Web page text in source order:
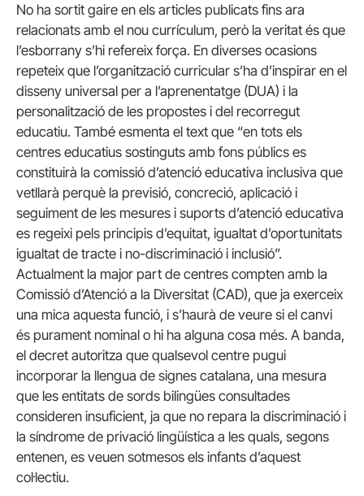
No ha sortit gaire en els articles publicats fins ara
relacionats amb el nou currículum, però la veritat és que
l’esborrany s’hi refereix força. En diverses ocasions
repeteix que l’organització curricular s’ha d’inspirar en el
disseny universal per a l’aprenentatge (DUA) i la
personalització de les propostes i del recorregut
educatiu. També esmenta el text que “en tots els
centres educatius sostinguts amb fons públics es
constituirà la comissió d’atenció educativa inclusiva que
vetllarà perquè la previsió, concreció, aplicació i
seguiment de les mesures i suports d’atenció educativa
es regeixi pels principis d’equitat, igualtat d’oportunitats
igualtat de tracte i no-discriminació i inclusió”.
Actualment la major part de centres compten amb la
Comissió d’Atenció a la Diversitat (CAD), que ja exerceix
una mica aquesta funció, i s’haurà de veure si el canvi
és purament nominal o hi ha alguna cosa més. A banda,
el decret autoritza que qualsevol centre pugui
incorporar la llengua de signes catalana, una mesura
que les entitats de sords bilingües consultades
consideren insuficient, ja que no repara la discriminació i
la síndrome de privació lingüística a les quals, segons
entenen, es veuen sotmesos els infants d’aquest
col·lectiu.